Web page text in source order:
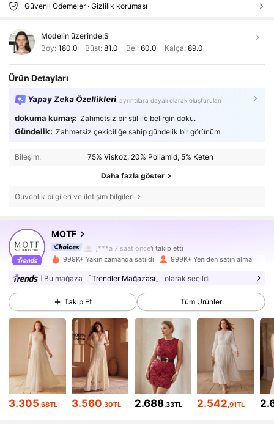
Güvenli Ödemeler · Gizlilik koruması
Modelin üzerinde:S
Boy: 180.0 Büst:81.0 Bel: 60.0 Kalça: 89.0
Ürün Detayları
Yapay Zeka Özellikleri ayrıntılara dayalı olarak oluşturulan
dokuma kumaş: Zahmetsiz bir stil ile belirgin doku.
Gündelik: Zahmetsiz çekiciliğe sahip gündelik bir görünüm.
Bileşim: 75% Viskoz, 20% Poliamid, 5% Keten
Daha fazla göster
Güvenlik bilgileri ve iletişim bilgileri
MOTF
j***a 7 saat önce'i takip etti
4.5M Takipçiler
4,85 4.5M Takipçiler
4,85 4.5M Takipçiler
4,85 4.5M Takipçiler
999K+ Yakın zamanda satıldı 999K+ Yeniden satın alma
Bu mağaza 「Trendler Mağazası」 olarak seçildi
Takip Et Tüm Ürünler
3.305,68TL 3.560,30TL 2.688,33TL 2.542,91TL